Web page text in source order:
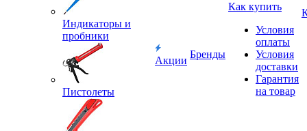
Индикаторы и
пробники
Пистолеты
Акции
Бренды
Как купить
Условия
оплаты
Условия
доставки
Гарантия
на товар